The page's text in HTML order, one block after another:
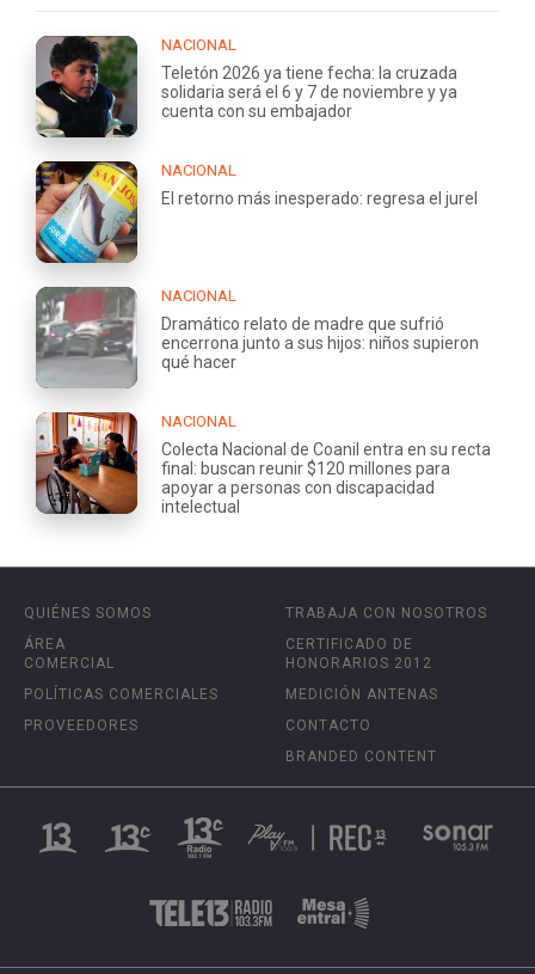
NACIONAL
Teletón 2026 ya tiene fecha: la cruzada
solidaria será el 6 y 7 de noviembre y ya
cuenta con su embajador
NACIONAL
El retorno más inesperado: regresa el jurel
NACIONAL
Dramático relato de madre que sufrió
encerrona junto a sus hijos: niños supieron
qué hacer
NACIONAL
Colecta Nacional de Coanil entra en su recta
final: buscan reunir $120 millones para
apoyar a personas con discapacidad
intelectual
QUIÉNES SOMOS
ÁREA
COMERCIAL
POLÍTICAS COMERCIALES
PROVEEDORES
TRABAJA CON NOSOTROS
CERTIFICADO DE
HONORARIOS 2012
MEDICIÓN ANTENAS
CONTACTO
BRANDED CONTENT